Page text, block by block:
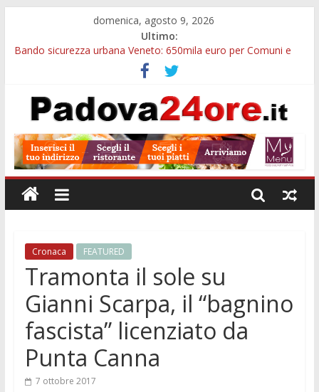
domenica, agosto 9, 2026
Ultimo:
Bando sicurezza urbana Veneto: 650mila euro per Comuni e
Restauro 2026, chiuse le domande: 2,5 milioni per formare
nuove competenze in Veneto
Calici di Stelle Arzergrande: astronomia, musica e sapori al
Notizie di Padova alle ore 10: censimento a Monselice, arresto
antidroga e siccità
Notizie di Padova alle ore 23: maltrattamenti, arresto a
Limena e progetto Cool Shop
Cronaca FEATURED
Tramonta il sole su
Gianni Scarpa, il “bagnino
fascista” licenziato da
Punta Canna
7 ottobre 2017